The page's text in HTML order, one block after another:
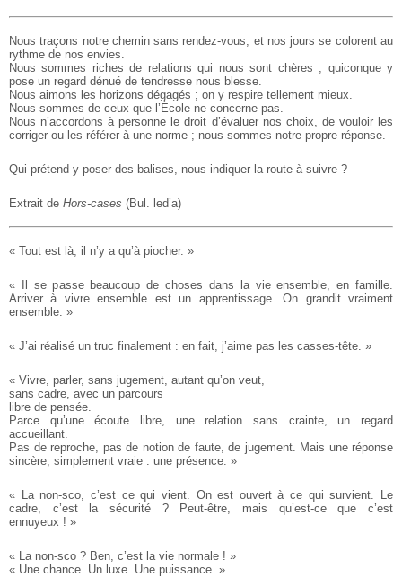
Nous traçons notre chemin sans rendez-vous, et nos jours se colorent au
rythme de nos envies.
Nous sommes riches de relations qui nous sont chères ; quiconque y
pose un regard dénué de tendresse nous blesse.
Nous aimons les horizons dégagés ; on y respire tellement mieux.
Nous sommes de ceux que l’École ne concerne pas.
Nous n’accordons à personne le droit d’évaluer nos choix, de vouloir les
corriger ou les référer à une norme ; nous sommes notre propre réponse.
Qui prétend y poser des balises, nous indiquer la route à suivre ?
Extrait de Hors-cases (Bul. led’a)
« Tout est là, il n’y a qu’à piocher. »
« Il se passe beaucoup de choses dans la vie ensemble, en famille.
Arriver à vivre ensemble est un apprentissage. On grandit vraiment
ensemble. »
« J’ai réalisé un truc finalement : en fait, j’aime pas les casses-tête. »
« Vivre, parler, sans jugement, autant qu’on veut,
sans cadre, avec un parcours
libre de pensée.
Parce qu’une écoute libre, une relation sans crainte, un regard
accueillant.
Pas de reproche, pas de notion de faute, de jugement. Mais une réponse
sincère, simplement vraie : une présence. »
« La non-sco, c’est ce qui vient. On est ouvert à ce qui survient.
Le
cadre, c’est la sécurité ? Peut-être, mais qu’est-ce que c’est
ennuyeux ! »
« La non-sco ? Ben, c’est la vie normale ! »
« Une chance. Un luxe. Une puissance. »